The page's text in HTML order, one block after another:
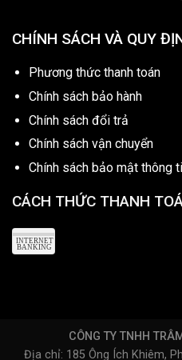
CHÍNH SÁCH VÀ QUY
Phương thức thanh toán
Chính sách bảo hành
Chính sách đổi trả
Chính sách vận chuyển
Chính sách bảo mật thông
CÁCH THỨC THANH
CÔNG TY TNHH
Địa chỉ: 185 Ông Ích Khiêm,